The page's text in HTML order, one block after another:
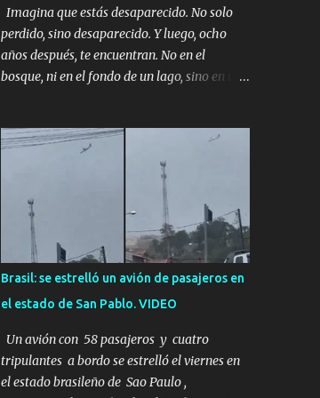
Imagina que estás desaparecido. No solo
perdido, sino desaparecido. Y luego, ocho
años después, te encuentran. No en el
bosque, ni en el fondo de un lago, sino en una
querido. Parece que simplemente te has
quedado dormido, pero estás muerto, con los
huesos de las piernas rotos. Esta no es una
historia de monstruos de película. Esta es la
historia real de Sarah y Andrew. Es la
historia de cómo un viaje de tres días al
desierto se convirtió en un misterio de ocho
años, cuya respuesta resultó ser más
aterradora de lo que nadie podría haber
imaginado. Esta historia comenzó en 2011.
Sarah y Andrew eran una pareja normal de
Colorado. Ella tenía 26 años. Él, 28. No eran
Brasil: se estrelló un avión de pasajeros en
el estado de San Pablo. VIDEO
Un avión con 58 pasajeros y cuatro
tripulantes a bordo se estrelló el viernes en
el estado brasileño de Sao Paulo ,